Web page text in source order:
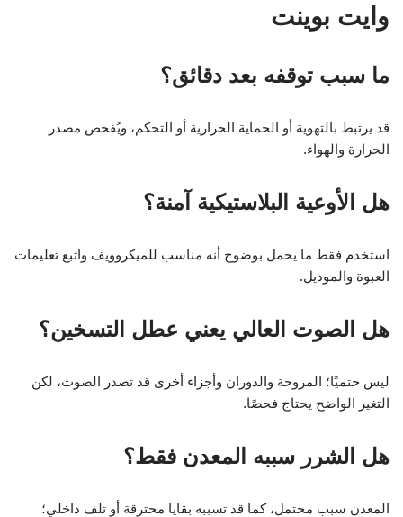
وايت بوينت
ما سبب توقفه بعد دقائق؟
قد يرتبط بالتهوية أو الحماية الحرارية أو التحكم، ويُفحص مصدر
الحرارة والهواء.
هل الأوعية البلاستيكية آمنة؟
استخدم فقط ما يحمل بوضوح أنه مناسب للميكروويف واتبع تعليمات
العبوة والموديل.
هل الصوت العالي يعني عطل التسخين؟
ليس حتميًا؛ المروحة والدوران وأجزاء أخرى قد تصدر الصوت، لكن
التغير الواضح يحتاج فحصًا.
هل الشرر سببه المعدن فقط؟
المعدن سبب محتمل، كما قد تسببه بقايا محترقة أو تلف داخلي؛